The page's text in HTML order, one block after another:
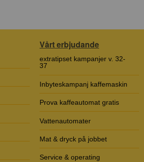
Vårt erbjudande
extratipset kampanjer v. 32-
37
Inbyteskampanj kaffemaskin
Prova kaffeautomat gratis
Vattenautomater
Mat & dryck på jobbet
Service & operating